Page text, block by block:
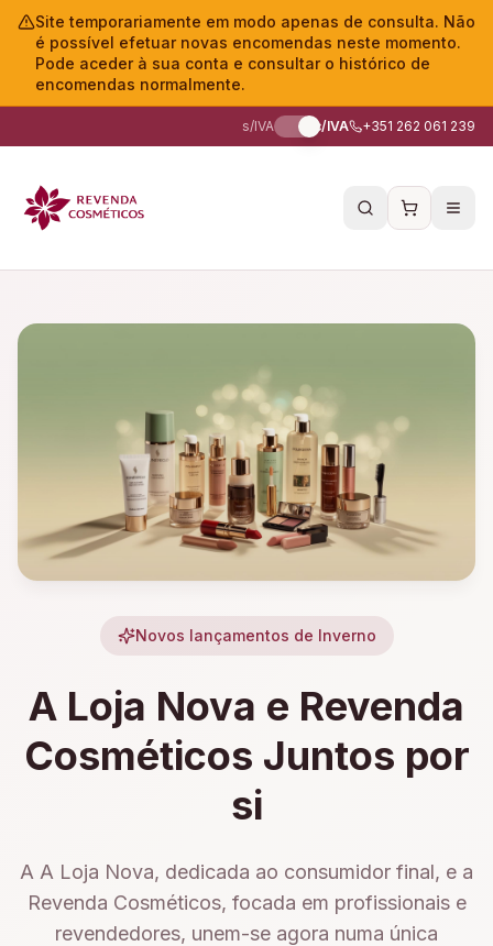
Site temporariamente em modo apenas de consulta. Não
é possível efetuar novas encomendas neste momento.
Pode aceder à sua conta e consultar o histórico de
encomendas normalmente.
s/IVA c/IVA +351 262 061 239
Novos lançamentos de Inverno
A Loja Nova e Revenda
Cosméticos Juntos por
si
A A Loja Nova, dedicada ao consumidor final, e a
Revenda Cosméticos, focada em profissionais e
revendedores, unem-se agora numa única